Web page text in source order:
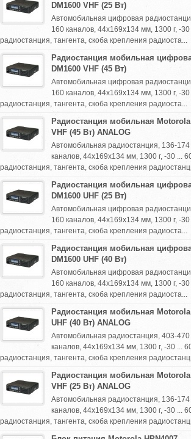
DM1600 VHF (25 Вт)
Автомобильная цифровая
160 каналов, 44х169х134 мм, 1300 г, -
радиостанция, тангента, скоба крепления радиоста...
Радиостанция мобильная
DM1600 VHF (45 Вт)
Автомобильная цифровая
160 каналов, 44х169х134 мм, 1300 г, -
радиостанция, тангента, скоба крепления радиоста...
Радиостанция мобильная Motorola
VHF (45 Вт) ANALOG
Автомобильная радиостанция, 136-
каналов, 44х169х134 мм, 1300 г, -30 ...
радиостанция, тангента, скоба крепления
Радиостанция мобильная
DM1600 UHF (25 Вт)
Автомобильная цифровая
160 каналов, 44х169х134 мм, 1300 г, -
радиостанция, тангента, скоба крепления радиоста...
Радиостанция мобильная
DM1600 UHF (40 Вт)
Автомобильная цифровая
160 каналов, 44х169х134 мм, 1300 г, -
радиостанция, тангента, скоба крепления радиоста...
Радиостанция мобильная Motorola
UHF (40 Вт) ANALOG
Автомобильная радиостанция, 403-
каналов, 44х169х134 мм, 1300 г, -30 ...
радиостанция, тангента, скоба крепления
Радиостанция мобильная Motorola
VHF (25 Вт) ANALOG
Автомобильная радиостанция, 136-
каналов, 44х169х134 мм, 1300 г, -30 ...
радиостанция, тангента, скоба крепления